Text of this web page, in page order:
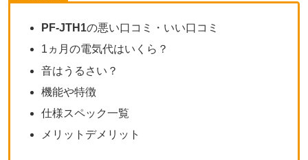
PF-JTH1の悪い口コミ・いい口コミ
1ヵ月の電気代はいくら？
音はうるさい？
機能や特徴
仕様スペック一覧
メリットデメリット